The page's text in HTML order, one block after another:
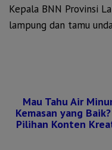
Kepala BNN Provinsi
lampung dan tamu
Mau Tahu Air
Kemasan yang
Pilihan Konten